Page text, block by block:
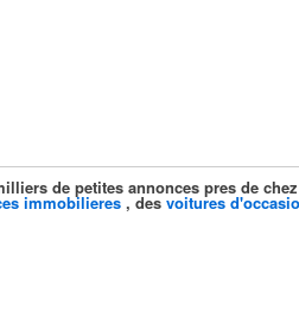
de petites annonces pres de
immobilieres , des voitures